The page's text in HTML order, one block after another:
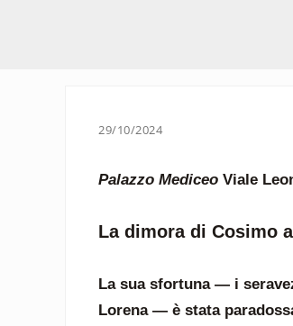
29/10/2024
Palazzo MediceoViale
La dimora di Cosimo
La sua sfortuna — i
Lorena — è stata